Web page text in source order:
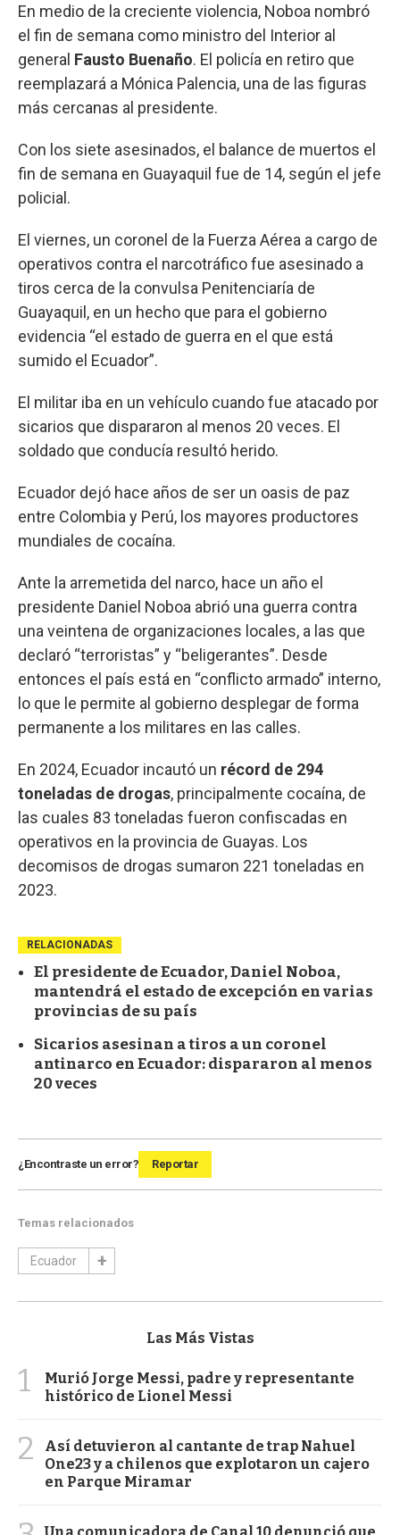
En medio de la creciente violencia, Noboa nombró
el fin de semana como ministro del Interior al
general Fausto Buenaño. El policía en retiro que
reemplazará a Mónica Palencia, una de las figuras
más cercanas al presidente.
Con los siete asesinados, el balance de muertos el
fin de semana en Guayaquil fue de 14, según el jefe
policial.
El viernes, un coronel de la Fuerza Aérea a cargo de
operativos contra el narcotráfico fue asesinado a
tiros cerca de la convulsa Penitenciaría de
Guayaquil, en un hecho que para el gobierno
evidencia “el estado de guerra en el que está
sumido el Ecuador”.
El militar iba en un vehículo cuando fue atacado por
sicarios que dispararon al menos 20 veces. El
soldado que conducía resultó herido.
Ecuador dejó hace años de ser un oasis de paz
entre Colombia y Perú, los mayores productores
mundiales de cocaína.
Ante la arremetida del narco, hace un año el
presidente Daniel Noboa abrió una guerra contra
una veintena de organizaciones locales, a las que
declaró “terroristas” y “beligerantes”. Desde
entonces el país está en “conflicto armado” interno,
lo que le permite al gobierno desplegar de forma
permanente a los militares en las calles.
En 2024, Ecuador incautó un récord de 294
toneladas de drogas, principalmente cocaína, de
las cuales 83 toneladas fueron confiscadas en
operativos en la provincia de Guayas. Los
decomisos de drogas sumaron 221 toneladas en
2023.
RELACIONADAS
El presidente de Ecuador, Daniel Noboa,
mantendrá el estado de excepción en varias
provincias de su país
Sicarios asesinan a tiros a un coronel
antinarco en Ecuador: dispararon al menos
20 veces
¿Encontraste un error? Reportar
Temas relacionados
Ecuador
Las Más Vistas
1
Murió Jorge Messi, padre y representante
histórico de Lionel Messi
2
Así detuvieron al cantante de trap Nahuel
One23 y a chilenos que explotaron un cajero
en Parque Miramar